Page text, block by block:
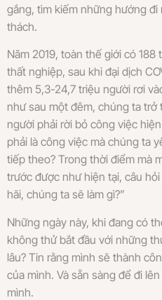
gắng, tìm kiếm những hướng
thách.
Năm 2019, toàn thế giới có
thất nghiệp, sau khi đại dịch
thêm 5,3-24,7 triệu người rơi
như sau một đêm, chúng ta
người phải rời bỏ công việc
phải là công việc mà chúng ta
tiếp theo? Trong thời điểm mà
trước được như hiện tại, câu
hãi, chúng ta sẽ làm gì?”
Những ngày này, khi đang có
không thử bắt đầu với những
lâu? Tin rằng mình sẽ thành
của mình. Và sẵn sàng để đi
mình.